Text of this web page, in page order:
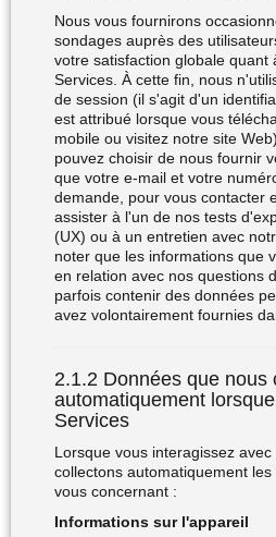
Nous vous fournirons
sondages auprès des
votre satisfaction globale quant
Services. À cette fin, nous
de session (il s'agit d'un
est attribué lorsque vous
mobile ou visitez notre site
pouvez choisir de nous fournir
que votre e-mail et votre
demande, pour vous contacter
assister à l'un de nos tests
(UX) ou à un entretien avec
noter que les informations que
en relation avec nos questions
parfois contenir des données
avez volontairement fournies
2.1.2 Données que nous
automatiquement
Services
Lorsque vous interagissez
collectons automatiquement
vous concernant :
Informations sur l'appareil